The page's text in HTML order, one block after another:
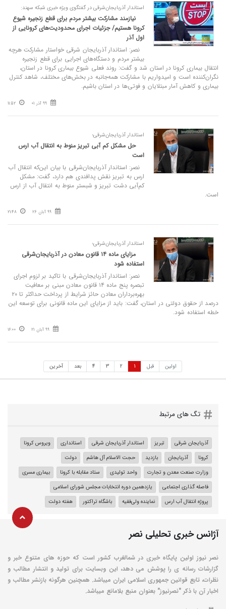
استاندار آذربایجان‌شرقی در گفتگوی ویژه خبری شبکه سهند:
نیازمند مشارکت بیشتر مردم برای قطع زنجیره شیوع
کرونا هستیم/ جزئیات اجرای محدودیت‌های کرونایی از
اول آذر
نصر: استاندار آذربایجان شرقی خواستار مشارکت هرچه
بیشتر مردم و دستگاه‌های اجرایی برای قطع زنجیره
انتقال بیماری کرونا در استان شد و گفت: روند فعلی شیوع بیماری کرونا در استان،
نگران‌کننده است و امیدواریم با مشارکت همه‌جانبه در بخش‌های مختلف، شاهد کنترل
بیماری و کاهش آمار مبتلایان و فوتی‌ها در استان باشیم.
99 آذر 01 11:52
استاندار آذربایجان‌شرقی؛
حل مشکل کم آبی تبریز منوط به انتقال آب ارس
است
نصر: استاندار آذربایجان‌شرقی با بیان این‌که انتقال آب
ارس به تبریز نقش پدافندی هم دارد، گفت: مشکل
کم‌آبی دشت تبریز و شبستر منوط به انتقال آب از ارس
است.
99 آبان 26 21:48
استاندار آذربایجان‌شرقی؛
مزایای ماده ۱۴ قانون معادن در آذربایجان‌شرقی
استفاده شود
نصر: استاندار آذربایجان‌شرقی با تاکید بر لزوم اجرای
تبصره پنج ماده ۱۴ قانون معادن مبنی بر معافیت
بهره‌برداران معادن حائز شرایط از پرداخت حداکثر تا ۲۰
درصد از حقوق دولتی در استان، گفت: باید از مزایای این ماده قانونی برای توسعه این
خطه استفاده شود.
99 آبان 21 16:00
اولین قبل 1
2
3
4 بعد آخرین
تگ های مرتبط
آذربایجان شرقی تبریز استاندار آذربایجان شرقی استانداری
ویروس کرونا
کرونا
آذربایجان بازدید حجت الاسلام آل هاشم
دولت
وزارت صنعت معدن و تجارت
واحد تولیدی ستاد مقابله با کرونا
بیماری مسری
فاصله گذاری اجتماعی
یازدهمین دوره انتخابات مجلس شورای اسلامی
پروژه انتقال آب ارس
نماینده ولی‌فقیه باشگاه تراکتور هفته دولت
آژانس خبری تحلیلی نصر
نصر نیوز اولین پایگاه خبری در شمالغرب کشور است که حوزه های متنوع خبر و
گزارشات رسانه ی را پوشش می دهد، این وبسایت برای تولید و انتشار مطالب و
نظرات، تابع قوانین جمهوری اسلامی ایران میباشد. همچنین هرگونه بازنشر مطالب و
اخبار آن با ذکر "نصرنیوز" بعنوان منبع بلامانع میباشد.